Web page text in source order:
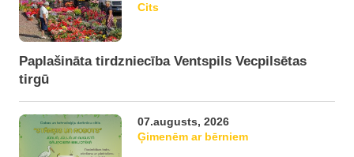
Cits
Paplašināta tirdzniecība Ventspils Vecpilsētas
tirgū
07.augusts, 2026
Ģimenēm ar bērniem